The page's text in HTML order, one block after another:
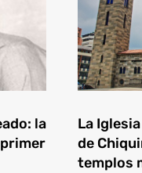
la
La
de
templos